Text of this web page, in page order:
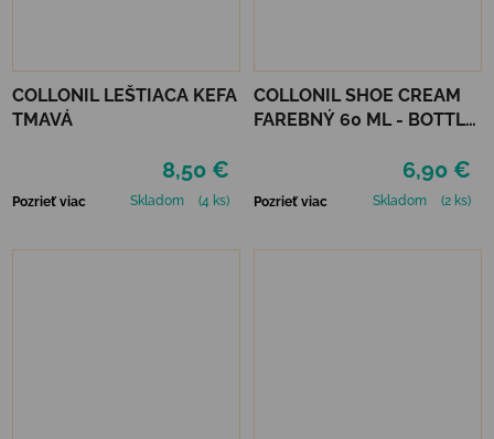
COLLONIL LEŠTIACA KEFA
TMAVÁ
8,50 €
Pozrieť viac Skladom (4 ks)
COLLONIL SHOE CREAM
FAREBNÝ 60 ML - BOTTLE
6,90 €
Pozrieť viac Skladom (2 ks)